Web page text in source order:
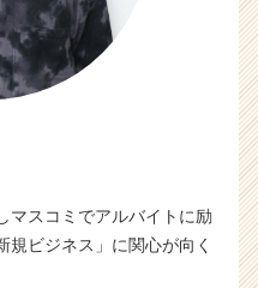
マスコミでアルバイトに励
ビジネス」に関心が向く